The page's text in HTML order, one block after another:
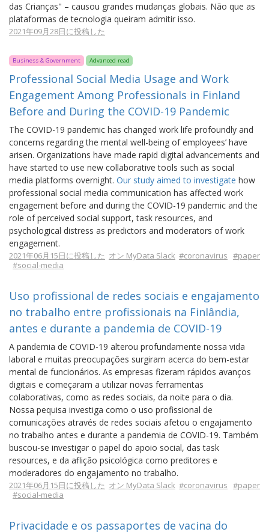
das Crianças" – causou grandes mudanças globais. Não que as
plataformas de tecnologia queiram admitir isso.
2021年09月28日に投稿した
Business & Government Advanced read
Professional Social Media Usage and Work
Engagement Among Professionals in Finland
Before and During the COVID-19 Pandemic
The COVID-19 pandemic has changed work life profoundly and
concerns regarding the mental well-being of employees’ have
arisen. Organizations have made rapid digital advancements and
have started to use new collaborative tools such as social
media platforms overnight. Our study aimed to investigate how
professional social media communication has affected work
engagement before and during the COVID-19 pandemic and the
role of perceived social support, task resources, and
psychological distress as predictors and moderators of work
engagement.
2021年06月15日に投稿した オン MyData Slack #coronavirus #paper
#social-media
Uso profissional de redes sociais e engajamento
no trabalho entre profissionais na Finlândia,
antes e durante a pandemia de COVID-19
A pandemia de COVID-19 alterou profundamente nossa vida
laboral e muitas preocupações surgiram acerca do bem-estar
mental de funcionários. As empresas fizeram rápidos avanços
digitais e começaram a utilizar novas ferramentas
colaborativas, como as redes sociais, da noite para o dia.
Nossa pequisa investiga como o uso profissional de
comunicações através de redes sociais afetou o engajamento
no trabalho antes e durante a pandemia de COVID-19. Também
buscou-se investigar o papel do apoio social, das task
resources, e da aflição psicológica como preditores e
moderadores do engajamento no trabalho.
2021年06月15日に投稿した オン MyData Slack #coronavirus #paper
#social-media
Privacidade e os passaportes de vacina do